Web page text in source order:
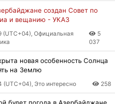
создан Совет по
и вещанию - УКАЗ
(UTC+04), Официальная
5
037
новая особенность Солнца
на Землю
(UTC+04), Это интересно 258
будет погода в Азербайджане